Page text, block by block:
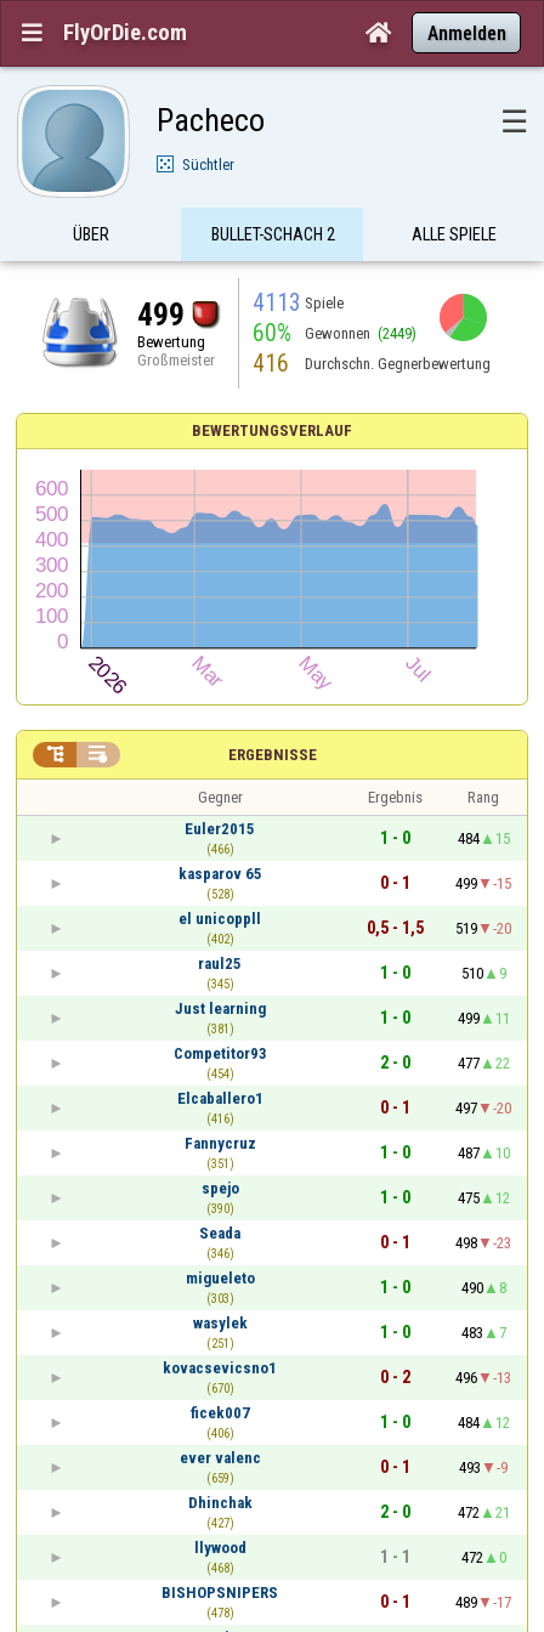
 FlyOrDie.com  Anmelden
Pacheco ☰
Süchtler
ÜBER BULLET-SCHACH 2 ALLE SPIELE
499
Bewertung
Großmeister
4113 Spiele
60% Gewonnen (2449)
416 Durchschn. Gegnerbewertung
BEWERTUNGSVERLAUF
ERGEBNISSE
 
Gegner Ergebnis
Rang
Euler2015
(466)
1 - 0 484
15
kasparov 65
(528)
0 - 1 499
-15
el unicoppll
(402)
0,5 - 1,5 519
-20
raul25
(345)
1 - 0 510
9
Just learning
(381)
1 - 0 499
11
Competitor93
(454)
2 - 0 477
22
Elcaballero1
(416)
0 - 1 497
-20
Fannycruz
(351)
1 - 0 487
10
spejo
(390)
1 - 0 475
12
Seada
(346)
0 - 1 498
-23
migueleto
(303)
1 - 0 490
8
wasylek
(251)
1 - 0 483
7
kovacsevicsno1
(670)
0 - 2 496
-13
ficek007
(406)
1 - 0 484
12
ever valenc
(659)
0 - 1 493
-9
Dhinchak
(427)
2 - 0 472
21
llywood
(468)
1 - 1 472
0
BISHOPSNIPERS
(478)
0 - 1 489
-17